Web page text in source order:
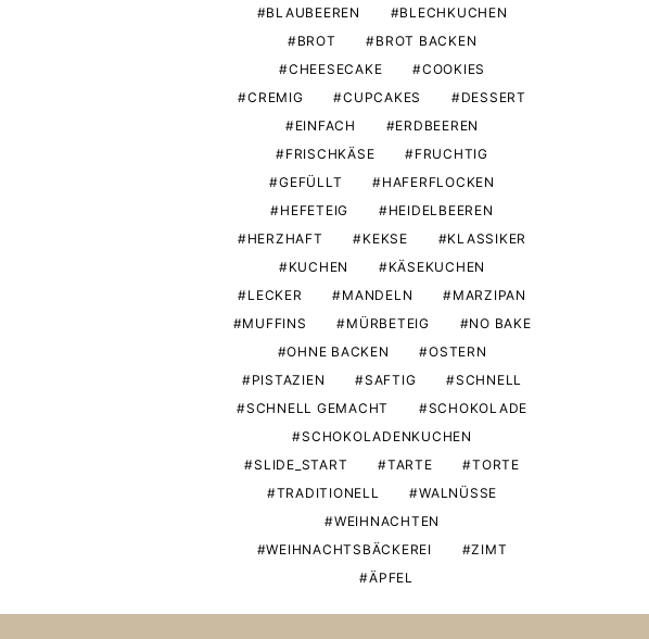
BLAUBEEREN
BLECHKUCHEN
BROT
BROT BACKEN
CHEESECAKE
COOKIES
CREMIG
CUPCAKES
DESSERT
EINFACH
ERDBEEREN
FRISCHKÄSE
FRUCHTIG
GEFÜLLT
HAFERFLOCKEN
HEFETEIG
HEIDELBEEREN
HERZHAFT
KEKSE
KLASSIKER
KUCHEN
KÄSEKUCHEN
LECKER
MANDELN
MARZIPAN
MUFFINS
MÜRBETEIG
NO BAKE
OHNE BACKEN
OSTERN
PISTAZIEN
SAFTIG
SCHNELL
SCHNELL GEMACHT
SCHOKOLADE
SCHOKOLADENKUCHEN
SLIDE_START
TARTE
TORTE
TRADITIONELL
WALNÜSSE
WEIHNACHTEN
WEIHNACHTSBÄCKEREI
ZIMT
ÄPFEL